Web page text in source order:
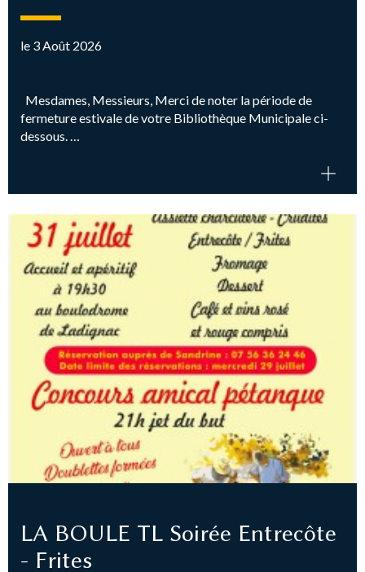
le 3 Août 2026
Mesdames, Messieurs, Merci de noter la période de
fermeture estivale de votre Bibliothèque Municipale ci-
dessous. …
LA BOULE TL Soirée Entrecôte
- Frites